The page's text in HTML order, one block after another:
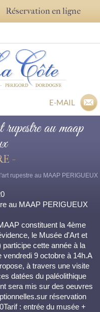
Réservation en ligne
E-MAIL
rupestre au maap
-
rupestre au MAAP PERIGUEUX
au MAAP PERIGUEUX
constituent la 4ème
le Musée d'Art et
cette année à la
vendredi 9 octobre à 14h.A
à travers une visite
datées du paléolithique
sera mis sur des oeuvres
réservation
: entrée du musée +